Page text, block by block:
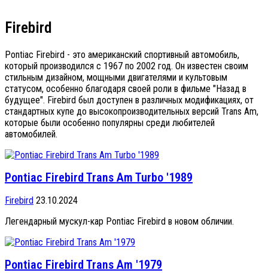
Firebird
Pontiac Firebird - это американский спортивный автомобиль,
который производился с 1967 по 2002 год. Он известен своим
стильным дизайном, мощными двигателями и культовым
статусом, особенно благодаря своей роли в фильме "Назад в
будущее". Firebird был доступен в различных модификациях, от
стандартных купе до высокопроизводительных версий Trans Am,
которые были особенно популярны среди любителей
автомобилей.
Pontiac Firebird Trans Am Turbo '1989
Firebird 23.10.2024
Легендарный мускул-кар Pontiac Firebird в новом обличии.
Pontiac Firebird Trans Am '1979